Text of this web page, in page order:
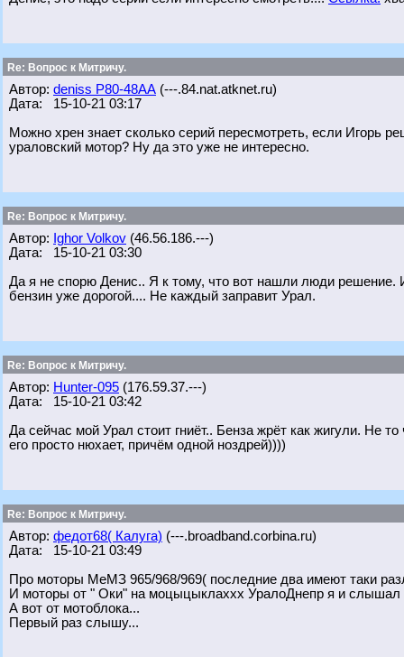
Re: Вопрос к Митричу.
Автор: deniss Р80-48АА (---.84.nat.atknet.ru)
Дата: 15-10-21 03:17
Можно хрен знает сколько серий пересмотреть, если Игорь
ураловский мотор? Ну да это уже не интересно.
Re: Вопрос к Митричу.
Автор: Ighor Volkov (46.56.186.---)
Дата: 15-10-21 03:30
Да я не спорю Денис.. Я к тому, что вот нашли люди
бензин уже дорогой.... Не каждый заправит Урал.
Re: Вопрос к Митричу.
Автор: Hunter-095 (176.59.37.---)
Дата: 15-10-21 03:42
Да сейчас мой Урал стоит гниёт.. Бенза жрёт как жигули. Не
его просто нюхает, причём одной ноздрей))))
Re: Вопрос к Митричу.
Автор: федот68( Калуга) (---.broadband.corbina.ru)
Дата: 15-10-21 03:49
Про моторы МеМЗ 965/968/969( последние два имеют таки
И моторы от " Оки" на моцыцыклаххх УралоДнепр я и слышал
А вот от мотоблока...
Первый раз слышу...